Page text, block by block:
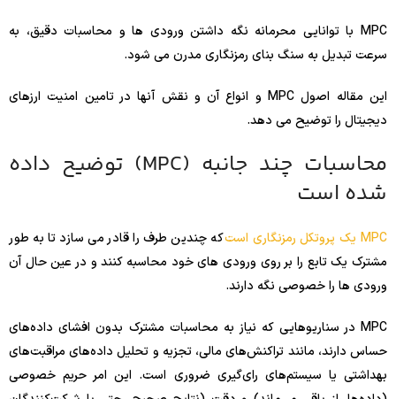
MPC با توانایی محرمانه نگه داشتن ورودی ها و محاسبات دقیق، به
سرعت تبدیل به سنگ بنای رمزنگاری مدرن می شود.
این مقاله اصول MPC و انواع آن و نقش آنها در تامین امنیت ارزهای
دیجیتال را توضیح می دهد.
محاسبات چند جانبه (MPC) توضیح داده
شده است
MPC یک پروتکل رمزنگاری است
که چندین طرف را قادر می سازد تا به طور
مشترک یک تابع را بر روی ورودی های خود محاسبه کنند و در عین حال آن
ورودی ها را خصوصی نگه دارند.
MPC در سناریوهایی که نیاز به محاسبات مشترک بدون افشای داده‌های
حساس دارند، مانند تراکنش‌های مالی، تجزیه و تحلیل داده‌های مراقبت‌های
بهداشتی یا سیستم‌های رای‌گیری ضروری است. این امر حریم خصوصی